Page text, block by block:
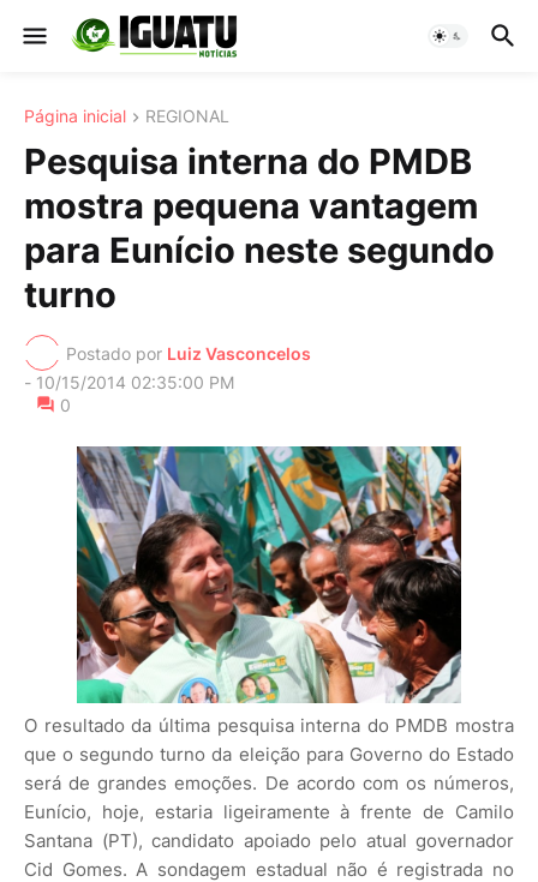
Página inicial REGIONAL
Pesquisa interna do PMDB
mostra pequena vantagem
para Eunício neste segundo
turno
Postado por Luiz Vasconcelos
- 10/15/2014 02:35:00 PM
0
O resultado da última pesquisa interna do PMDB mostra
que o segundo turno da eleição para Governo do Estado
será de grandes emoções. De acordo com os números,
Eunício, hoje, estaria ligeiramente à frente de Camilo
Santana (PT), candidato apoiado pelo atual governador
Cid Gomes. A sondagem estadual não é registrada no